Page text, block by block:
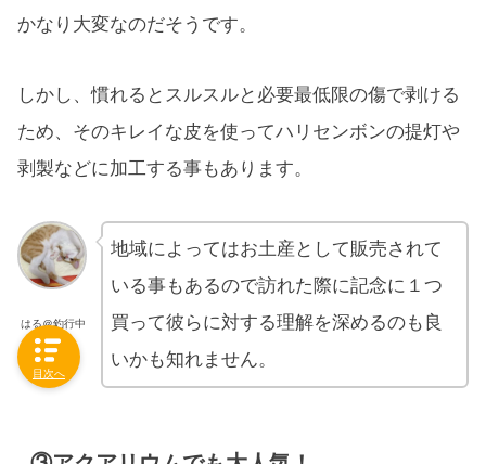
かなり大変なのだそうです。
しかし、慣れるとスルスルと必要最低限の傷で剥ける
ため、そのキレイな皮を使ってハリセンボンの提灯や
剥製などに加工する事もあります。
はる＠釣行中
地域によってはお土産として販売されて
いる事もあるので訪れた際に記念に１つ
買って彼らに対する理解を深めるのも良
いかも知れません。
目次へ